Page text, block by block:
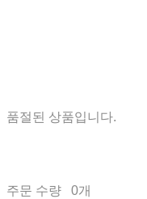
품절된 상품입니다.
주문 수량
0개